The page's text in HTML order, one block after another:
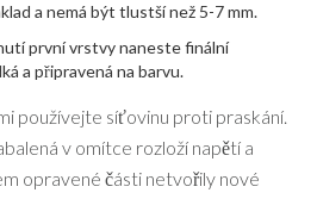
a nemá být tlustší než 5-7 mm.
první vrstvy naneste finální
a připravená na barvu.
používejte síťovinu proti praskání.
v omítce rozloží napětí a
opravené části netvořily nové